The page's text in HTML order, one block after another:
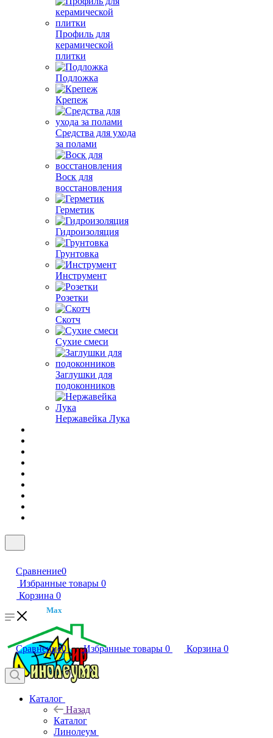
Профиль для
керамической
плитки
Подложка
Крепеж
Средства для ухода
за полами
Воск для
восстановления
Герметик
Гидроизоляция
Грунтовка
Инструмент
Розетки
Скотч
Сухие смеси
Заглушки для
подоконников
Нержавейка Лука
Сравнение0
Избранные товары 0
Корзина 0
Max
Сравнение0 Избранные товары 0 Корзина 0
Каталог
Назад
Каталог
Линолеум